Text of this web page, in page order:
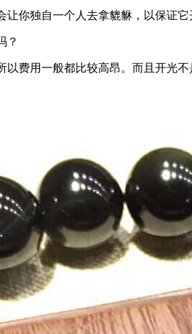
你独自一个人去拿貔貅，以保证它
？
费用一般都比较高昂。而且开光